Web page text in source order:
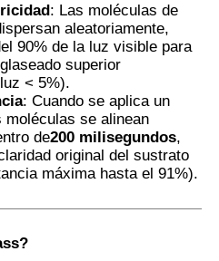
de la pintura del coche
: Las moléculas de
aleatoriamente,
90% de la luz visible para
superior
< 5%).
: Cuando se aplica un
se alinean
de200 milisegundos,
original del sustrato
máxima hasta el 91%).